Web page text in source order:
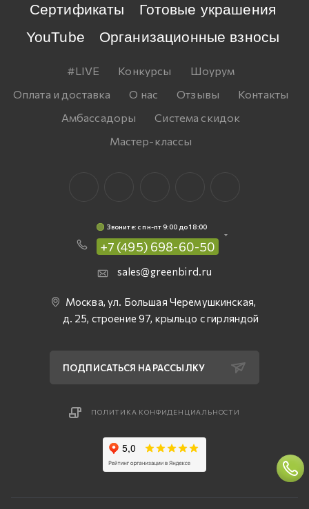
Сертификаты
Готовые украшения
YouTube
Организационные взносы
#LIVE Конкурсы
Шоурум
Оплата и доставка
О нас Отзывы
Контакты
Амбассадоры
Система скидок
Мастер-классы
Звоните: c пн-пт 9:00 до 18:00
+7 (495) 698-60-50
sales@greenbird.ru
Москва, ул. Большая Черемушкинская,
д. 25, строение 97, крыльцо с гирляндой
ПОДПИСАТЬСЯ НА РАССЫЛКУ
ПОЛИТИКА КОНФИДЕНЦИАЛЬНОСТИ